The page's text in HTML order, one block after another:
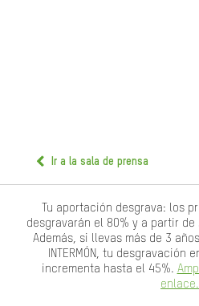
Ir a la sala de prensa
Tu aportación desgrava: los
desgravarán el 80% y a partir
Además, si llevas más de 3
INTERMÓN, tu desgravación
incrementa hasta el 45%.
enlace.